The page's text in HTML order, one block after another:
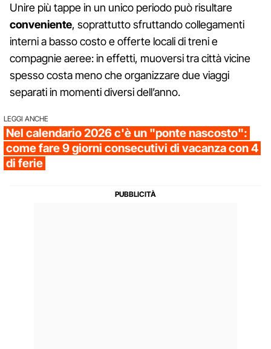
Unire più tappe in un unico periodo può risultare
conveniente, soprattutto sfruttando collegamenti
interni a basso costo e offerte locali di treni e
compagnie aeree: in effetti, muoversi tra città vicine
spesso costa meno che organizzare due viaggi
separati in momenti diversi dell’anno.
LEGGI ANCHE
Nel calendario 2026 c'è un "ponte nascosto":
come fare 9 giorni consecutivi di vacanza con 4
di ferie